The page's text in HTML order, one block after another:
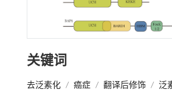
关键词
去泛素化 / 癌症 / 翻译后修饰 / 泛